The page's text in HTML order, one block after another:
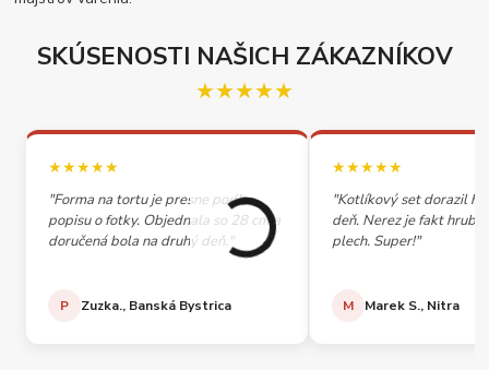
SKÚSENOSTI NAŠICH ZÁKAZNÍKOV
★★★★★
★★★★★
"Forma na tortu je presne podľa
popisu o fotky. Objednala so 28 cm a
doručená bola na druhý deň."
P Zuzka., Banská Bystrica
★★★★★
"Kotlíkový set dorazil
deň. Nerez je fakt
plech. Super!"
M Marek S., Nitra